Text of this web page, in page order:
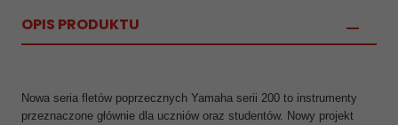
OPIS PRODUKTU
Nowa seria fletów poprzecznych Yamaha serii 200 to instrumenty
przeznaczone głównie dla uczniów oraz studentów. Nowy projekt